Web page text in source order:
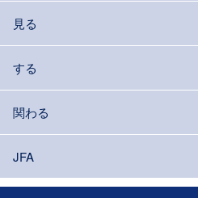
見る
する
関わる
JFA